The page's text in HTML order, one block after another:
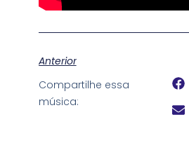
Anterior
Compartilhe essa
música: